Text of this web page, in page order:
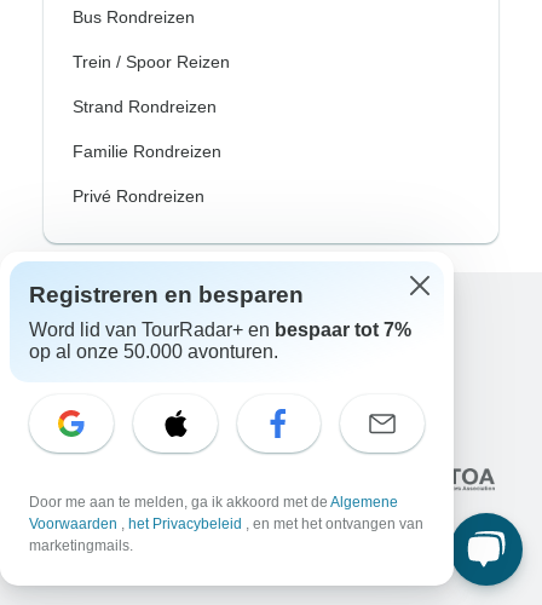
Bus Rondreizen
Trein / Spoor Reizen
Strand Rondreizen
Familie Rondreizen
Privé Rondreizen
Excellent
Geassocieerd met
Registreren en besparen
Word lid van TourRadar+ en bespaar tot 7%
op al onze 50.000 avonturen.
Door me aan te melden, ga ik akkoord met de Algemene
Voorwaarden , het Privacybeleid , en met het ontvangen van
marketingmails.